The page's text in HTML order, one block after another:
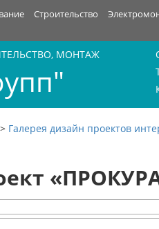
Строительство
МОНТАЖ
> Галерея дизайн проектов